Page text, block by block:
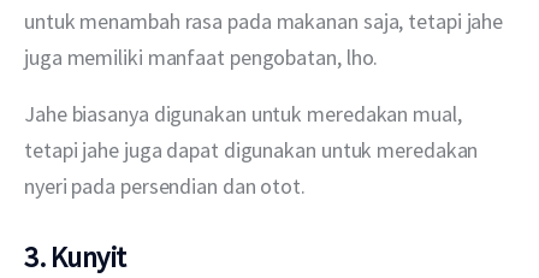
untuk menambah rasa pada makanan saja, tetapi jahe
juga memiliki manfaat pengobatan, lho.
Jahe biasanya digunakan untuk meredakan mual,
tetapi jahe juga dapat digunakan untuk meredakan
nyeri pada persendian dan otot.
3. Kunyit